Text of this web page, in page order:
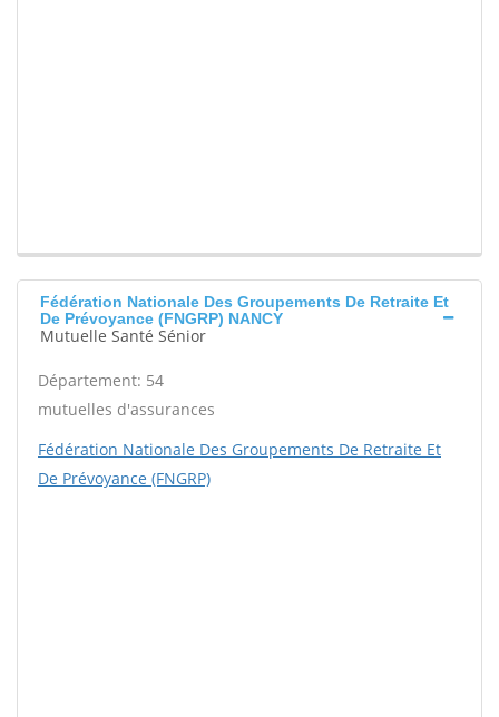
Fédération Nationale Des Groupements De Retraite Et
De Prévoyance (FNGRP) NANCY
Mutuelle Santé Sénior
Département: 54
mutuelles d'assurances
Fédération Nationale Des Groupements De Retraite Et
De Prévoyance (FNGRP)